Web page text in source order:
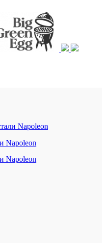
Napoleon